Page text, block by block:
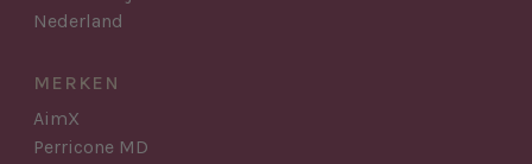
Nederland
MERKEN
AimX
Perricone MD